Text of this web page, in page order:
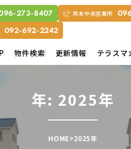
273-8407 熊本中央営業所
092-692-2242
物件検索 更新情報 テラスマ
年: 2025年
HOME>2025年